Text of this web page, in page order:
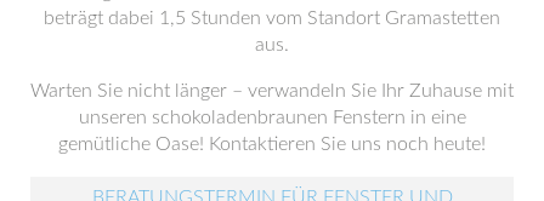
beträgt dabei 1,5 Stunden vom Standort Gramastetten
aus.
Warten Sie nicht länger – verwandeln Sie Ihr Zuhause mit
unseren schokoladenbraunen Fenstern in eine
gemütliche Oase! Kontaktieren Sie uns noch heute!